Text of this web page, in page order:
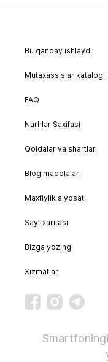
Bu qanday ishlaydi
Mutaxassislar katalogi
FAQ
Narhlar Saxifasi
Qoidalar va shartlar
Blog maqolalari
Maxfiylik siyosati
Sayt xaritasi
Bizga yozing
Xizmatlar